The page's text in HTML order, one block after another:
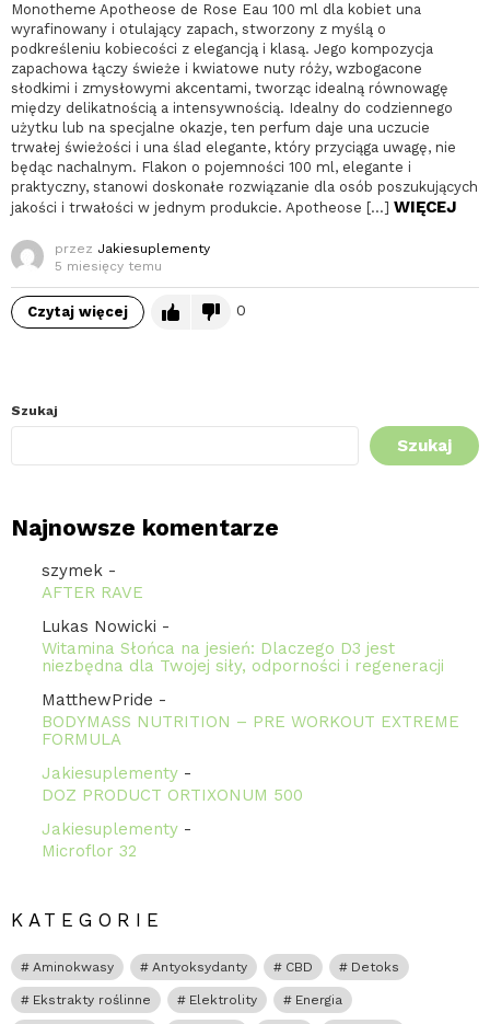
Monotheme Apotheose de Rose Eau 100 ml dla kobiet una
wyrafinowany i otulający zapach, stworzony z myślą o
podkreśleniu kobiecości z elegancją i klasą. Jego kompozycja
zapachowa łączy świeże i kwiatowe nuty róży, wzbogacone
słodkimi i zmysłowymi akcentami, tworząc idealną równowagę
między delikatnością a intensywnością. Idealny do codziennego
użytku lub na specjalne okazje, ten perfum daje una uczucie
trwałej świeżości i una ślad elegante, który przyciąga uwagę, nie
będąc nachalnym. Flakon o pojemności 100 ml, elegante i
praktyczny, stanowi doskonałe rozwiązanie dla osób poszukujących
jakości i trwałości w jednym produkcie. Apotheose […] WIĘCEJ
przez Jakiesuplementy
5 miesięcy temu
Czytaj więcej 0
Szukaj
Szukaj
Najnowsze komentarze
szymek -
AFTER RAVE
Lukas Nowicki -
Witamina Słońca na jesień: Dlaczego D3 jest
niezbędna dla Twojej siły, odporności i regeneracji
MatthewPride -
BODYMASS NUTRITION – PRE WORKOUT EXTREME
FORMULA
Jakiesuplementy -
DOZ PRODUCT ORTIXONUM 500
Jakiesuplementy -
Microflor 32
KATEGORIE
Aminokwasy Antyoksydanty CBD Detoks
Ekstrakty roślinne Elektrolity Energia